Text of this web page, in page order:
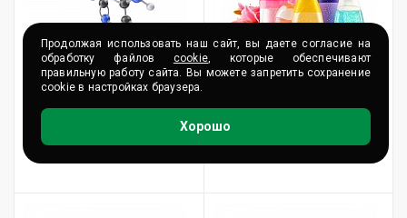
Средства с миноксидилом Наборы для лечения волос
Продолжая использовать наш сайт, вы даете согласие на
обработку файлов cookie, которые обеспечивают
правильную работу сайта. Вы можете запретить сохранение
cookie в настройках браузера.
Хорошо